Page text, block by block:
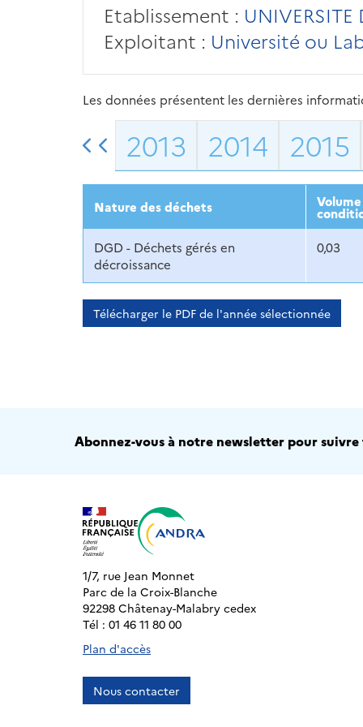
Etablissement : UNIVERSITE
Exploitant : Université ou
Les données présentent les dernières
2013 2014 2015
Nature des déchets
DGD - Déchets gérés en
décroissance
0,03
Télécharger le PDF de l'année sélectionnée
Abonnez-vous à notre newsletter pour suivre
1/7, rue Jean Monnet
Parc de la Croix-Blanche
92298 Châtenay-Malabry cedex
Tél : 01 46 11 80 00
Plan d'accès
Nous contacter